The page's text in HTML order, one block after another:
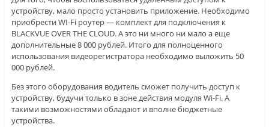
устройству, мало просто установить приложение. Необходимо
приобрести WI-Fi роутер — комплект для подключения к
BLACKVUE OVER THE CLOUD. А это ни много ни мало а еще
дополнительные 8 000 рублей. Итого для полноценного
использования видеорегистратора необходимо выложить 50
000 рублей.
Без этого оборудования водитель сможет получить доступ к
устройству, будучи только в зоне действия модуля Wi-Fi. А
такими возможностями обладают и вполне бюджетные
устройства.